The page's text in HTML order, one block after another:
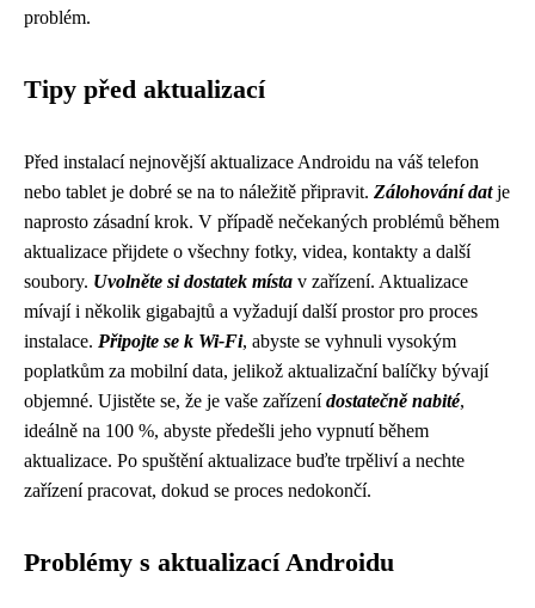
problém.
Tipy před aktualizací
Před instalací nejnovější aktualizace Androidu na váš telefon
nebo tablet je dobré se na to náležitě připravit. Zálohování datje
naprosto zásadní krok. V případě nečekaných problémů během
aktualizace přijdete o všechny fotky, videa, kontakty a další
soubory. Uvolněte si dostatek místa v zařízení. Aktualizace
mívají i několik gigabajtů a vyžadují další prostor pro proces
instalace. Připojte se k Wi-Fi, abyste se vyhnuli vysokým
poplatkům za mobilní data, jelikož aktualizační balíčky bývají
objemné. Ujistěte se, že je vaše zařízenídostatečně nabité,
ideálně na 100 %, abyste předešli jeho vypnutí během
aktualizace. Po spuštění aktualizace buďte trpěliví a nechte
zařízení pracovat, dokud se proces nedokončí.
Problémy s aktualizací Androidu